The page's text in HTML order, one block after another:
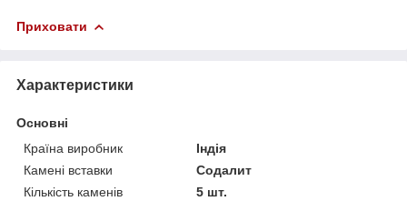
Приховати
Характеристики
Основні
Країна виробник
Індія
Камені вставки
Содалит
Кількість каменів
5 шт.